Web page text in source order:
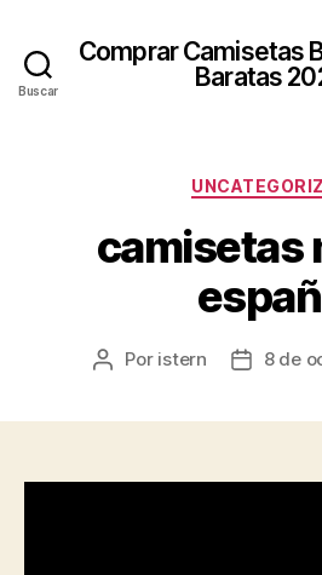
Buscar
Comprar Camisetas
Baratas
camisetas
Autor
Por istern
Fecha
8 de